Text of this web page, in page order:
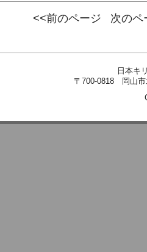
<<前のページ 次のペ
日本キ
〒700-0818 岡山市